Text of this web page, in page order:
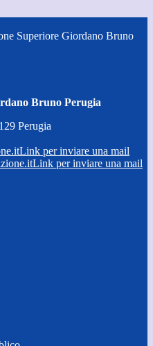
Superiore Giordano Bruno
Bruno Perugia
Perugia
Link per inviare una mail
Link per inviare una mail